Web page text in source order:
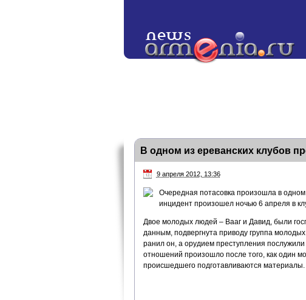
В одном из ереванских клубов
9 апреля 2012, 13:36
Очередная потасовка произошла в
инцидент произошел ночью 6 апреля в
Двое молодых людей – Вааг и Давид, были
данным, подвергнута приводу группа
ранил он, а орудием преступления
отношений произошло после того, как один
происшедшего подготавливаются материалы.